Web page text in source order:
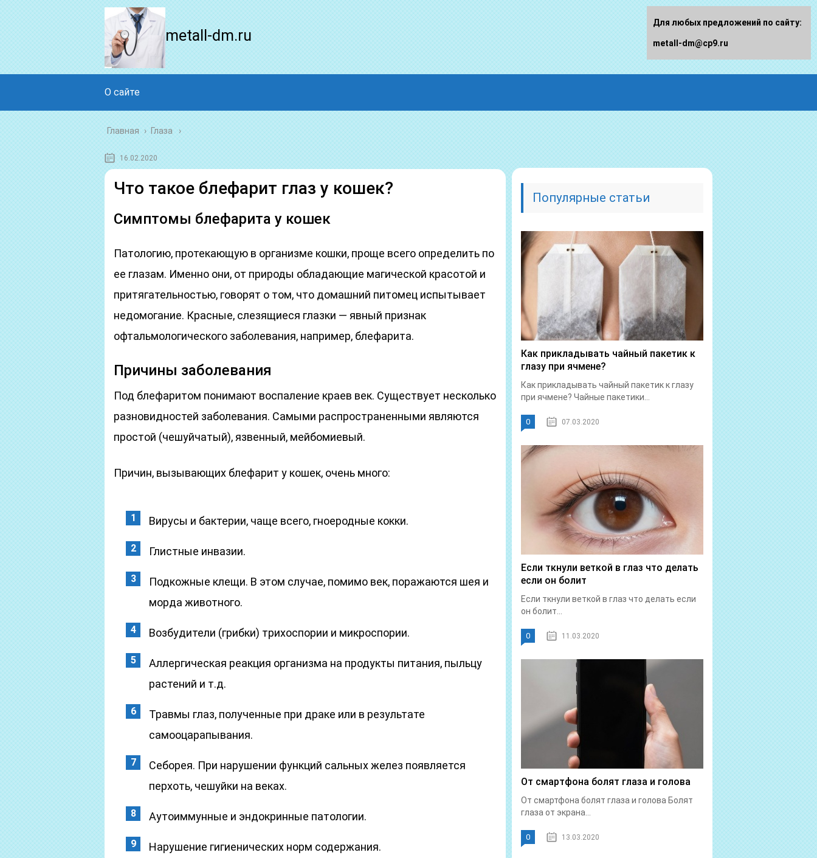
metall-dm.ru
О сайте
Главная › Глаза
16.02.2020
Что такое блефарит глаз у кошек?
Симптомы блефарита у кошек
Патологию, протекающую в организме кошки, проще всего определить по
ее глазам. Именно они, от природы обладающие магической красотой и
притягательностью, говорят о том, что домашний питомец испытывает
недомогание. Красные, слезящиеся глазки — явный признак
офтальмологического заболевания, например, блефарита.
Причины заболевания
Под блефаритом понимают воспаление краев век. Существует несколько
разновидностей заболевания. Самыми распространенными являются
простой (чешуйчатый), язвенный, мейбомиевый.
Причин, вызывающих блефарит у кошек, очень много:
Вирусы и бактерии, чаще всего, гноеродные кокки.
Глистные инвазии.
Подкожные клещи. В этом случае, помимо век, поражаются шея и
морда животного.
Возбудители (грибки) трихоспории и микроспории.
Аллергическая реакция организма на продукты питания, пыльцу
растений и т.д.
Травмы глаз, полученные при драке или в результате
самооцарапывания.
Себорея. При нарушении функций сальных желез появляется
перхоть, чешуйки на веках.
Аутоиммунные и эндокринные патологии.
Нарушение гигиенических норм содержания.
Популярные статьи
Как прикладывать чайный пакетик к
глазу при ячмене?
Как прикладывать чайный пакетик к глазу
при ячмене? Чайные пакетики...
0 07.03.2020
Если ткнули веткой в глаз что делать
если он болит
Если ткнули веткой в глаз что делать если
он болит...
0 11.03.2020
От смартфона болят глаза и голова
От смартфона болят глаза и голова Болят
глаза от экрана...
0 13.03.2020
Для любых предложений по сайту:
metall-dm@cp9.ru